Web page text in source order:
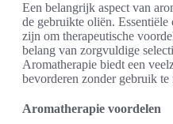
Een belangrijk aspect van
de gebruikte oliën.
zijn om therapeutische
belang van zorgvuldige
Aromatherapie biedt een
bevorderen zonder gebruik
Aromatherapie voordelen